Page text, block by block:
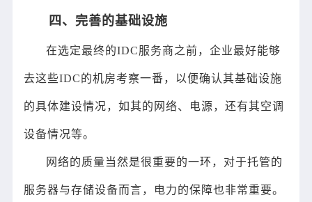
四、完善的基础设施
在选定最终的IDC服务商之前，企业最好能够
去这些IDC的机房考察一番，以便确认其基础设施
的具体建设情况，如其的网络、电源，还有其空调
设备情况等。
网络的质量当然是很重要的一环，对于托管的
服务器与存储设备而言，电力的保障也非常重要。